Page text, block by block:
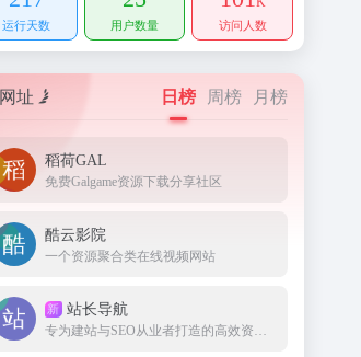
运行天数 用户数量 访问人数
网址 日榜 周榜 月榜
稻荷GAL
免费Galgame资源下载分享社区
酷云影院
一个资源聚合类在线视频网站
新 站长导航